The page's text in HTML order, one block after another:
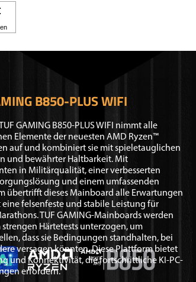
B850-PLUS WIFI
GAMING B850-PLUS WIFI nimmt alle
Elemente der neuesten AMD Ryzen™
auf und kombiniert sie mit spieletauglichen
und bewährter Haltbarkeit. Mit
in Militärqualität, einer verbesserten
und einem umfassenden
übertrifft dieses Mainboard alle Erwartungen
felsenfeste und stabile Leistung für
TUF GAMING-Mainboards werden
Härtetests unterzogen, um
dass sie Bedingungen standhalten, bei
versagen könnten. Diese Plattform bietet
und Konnektivität, die fortschrittliche KI-PC-
erfordern.